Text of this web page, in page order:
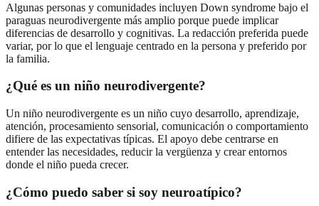
Algunas personas y comunidades incluyen Down syndrome bajo el
paraguas neurodivergente más amplio porque puede implicar
diferencias de desarrollo y cognitivas. La redacción preferida puede
variar, por lo que el lenguaje centrado en la persona y preferido por
la familia.
¿Qué es un niño neurodivergente?
Un niño neurodivergente es un niño cuyo desarrollo, aprendizaje,
atención, procesamiento sensorial, comunicación o comportamiento
difiere de las expectativas típicas. El apoyo debe centrarse en
entender las necesidades, reducir la vergüenza y crear entornos
donde el niño pueda crecer.
¿Cómo puedo saber si soy neuroatípico?